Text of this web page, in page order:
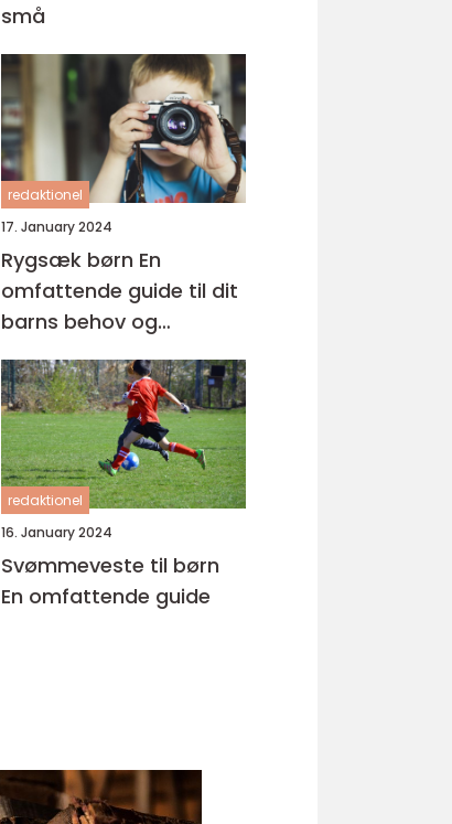
små
redaktionel
17. January 2024
Rygsæk børn En
omfattende guide til dit
barns behov og
udvikling
redaktionel
16. January 2024
Svømmeveste til børn
En omfattende guide